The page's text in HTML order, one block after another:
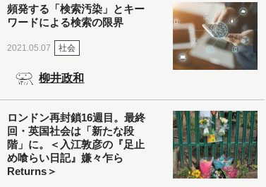
頻発する「検索汚染」とキー
ワードによる検索の限界
2021.05.07 社会
柳井政和
ロンドン再封鎖16週目。最終
回・英国社会は「新たな段
階」に。＜入江敦彦の『足止
め喰らい日記』嫌々乍ら
Returns＞